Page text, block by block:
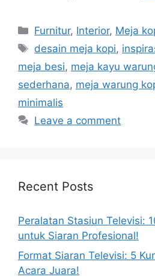
Categories
Furnitur, Interior, Meja
Tags
desain meja kopi,
meja besi, meja kayu
sederhana, meja warung
minimalis
Leave a comment
Recent Posts
Peralatan Stasiun Televisi:
untuk Siaran Profesional!
Format Siaran Televisi: 5
Acara Juara!